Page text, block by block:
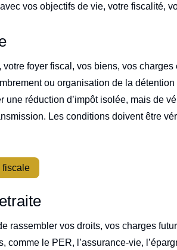
vos objectifs de vie, votre fiscalité,
foyer fiscal, vos biens, vos
ou organisation de la
une réduction d’impôt isolée, mais de
Les conditions doivent être
fiscale
rassembler vos droits, vos charges
comme le PER, l’assurance-vie,